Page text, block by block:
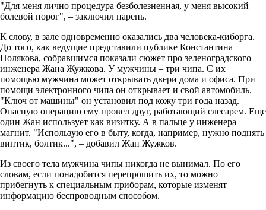
"Для меня лично процедура безболезненная, у меня высокий
болевой порог", – заключил парень.
К слову, в зале одновременно оказались два человека-киборга.
До того, как ведущие представили публике Константина
Полякова, собравшимся показали сюжет про зеленоградского
инженера Жана Жужкова. У мужчины – три чипа. С их
помощью мужчина может открывать двери дома и офиса. При
помощи электронного чипа он открывает и свой автомобиль.
"Ключ от машины" он установил под кожу три года назад.
Опасную операцию ему провел друг, работающий слесарем. Еще
один Жан использует как визитку. А в пальце у инженера –
магнит. "Использую его в быту, когда, например, нужно поднять
винтик, болтик...", – добавил Жан Жужков.
Из своего тела мужчина чипы никогда не вынимал. По его
словам, если понадобится перепрошить их, то можно
прибегнуть к специальным приборам, которые изменят
информацию беспроводным способом.